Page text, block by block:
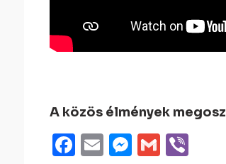
A közös élmények
Facebook
EmailGmail